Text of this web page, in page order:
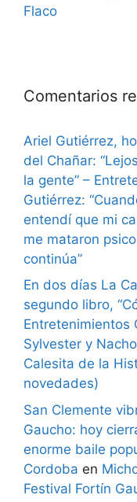
Flaco
Comentarios
Ariel Gutiérrez,
del Chañar:
la gente” –
Gutiérrez:
entendí que mi
me mataron
continúa”
En dos días La
segundo libro,
Entretenimientos
Sylvester y
Calesita de la
novedades)
San Clemente
Gaucho: hoy
enorme baile
Cordoba en
Festival Fortín